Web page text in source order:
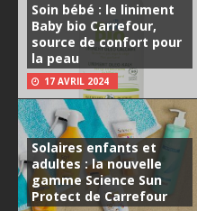
Soin bébé : le liniment
Baby bio Carrefour,
source de confort pour
la peau
17 AVRIL 2024
Solaires enfants et
adultes : la nouvelle
gamme Science Sun
Protect de Carrefour